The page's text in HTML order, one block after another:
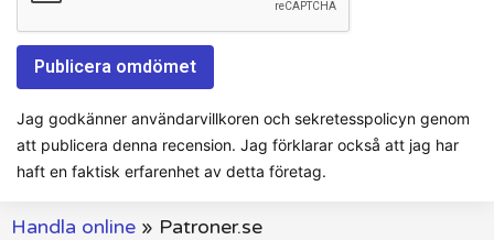
Jag godkänner användarvillkoren och sekretesspolicyn genom
att publicera denna recension. Jag förklarar också att jag har
haft en faktisk erfarenhet av detta företag.
Handla online » Patroner.se